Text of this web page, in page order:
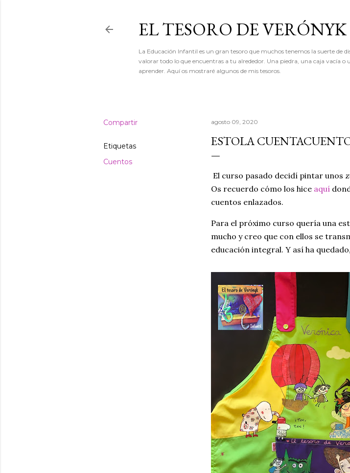
EL TESORO DE VERÓNYK
La Educación Infantil es un gran tesoro que muchos tenemos la suerte de
valorar todo lo que encuentras a tu alrededor. Una piedra, una caja vacía
aprender. Aquí os mostraré algunos de mis tesoros.
Compartir
Etiquetas
Cuentos
agosto 09, 2020
ESTOLA
El curso pasado decidí pintar unos
Os recuerdo cómo los hice aquí
cuentos enlazados.
Para el próximo curso quería una
mucho y creo que con ellos se
educación integral. Y así ha